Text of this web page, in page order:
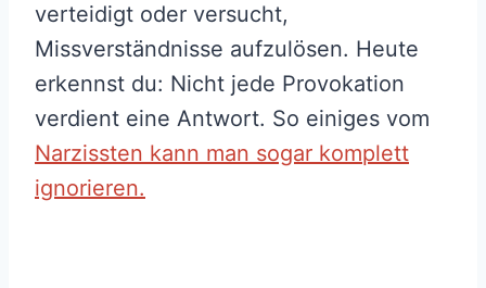
verteidigt oder versucht,
Missverständnisse aufzulösen. Heute
erkennst du: Nicht jede Provokation
verdient eine Antwort. So einiges vom
Narzissten kann man sogar komplett
ignorieren.